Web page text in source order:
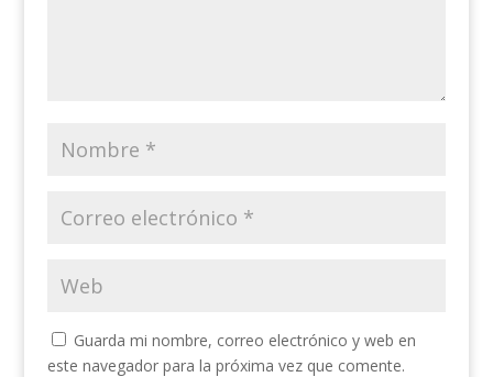
Guarda mi nombre, correo electrónico y web en
este navegador para la próxima vez que comente.